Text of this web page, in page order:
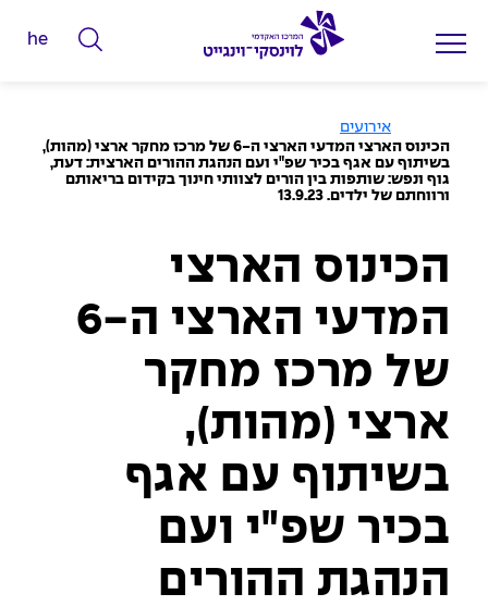
ה
ד
מ
ל
he
ו
ד
ה
ב
אירועים
הכינוס הארצי המדעי הארצי ה-6 של מרכז מחקר ארצי (מהות),
בשיתוף עם אגף בכיר שפ"י ועם הנהגת ההורים הארצית: דעת,
גוף ונפש: שותפות בין הורים לצוותי חינוך בקידום בריאותם
ורווחתם של ילדים. 13.9.23
הכינוס הארצי
המדעי הארצי ה-6
של מרכז מחקר
ארצי (מהות),
בשיתוף עם אגף
בכיר שפ"י ועם
הנהגת ההורים